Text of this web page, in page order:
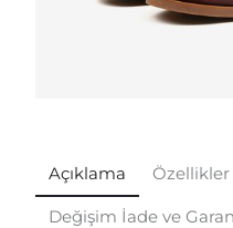
Açıklama Özellikler
Değişim İade ve